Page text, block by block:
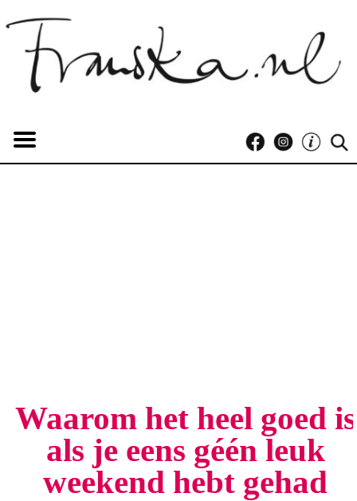
Waarom het heel goed is
als je eens géén leuk
weekend hebt gehad